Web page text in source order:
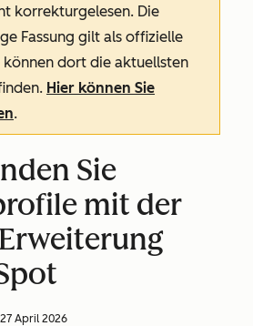
korrekturgelesen. Die
Fassung gilt als offizielle
können dort die aktuellsten
Hier können Sie
.
Sie
mit der
27 April 2026